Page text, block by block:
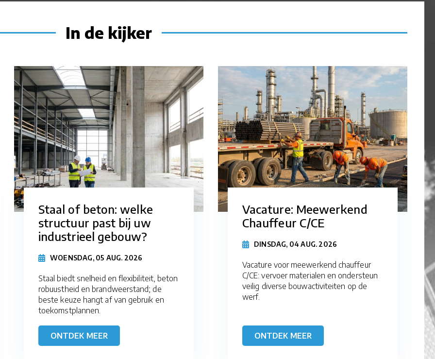
In de kijker
Staal of beton: welke
structuur past bij uw
industrieel gebouw?
WOENSDAG, 05 AUG. 2026
Staal biedt snelheid en flexibiliteit, beton
robuustheid en brandweerstand; de
beste keuze hangt af van gebruik en
toekomstplannen.
ONTDEK MEER
Vacature: Meewerkend
Chauffeur C/CE
DINSDAG, 04 AUG. 2026
Vacature voor meewerkend chauffeur
C/CE: vervoer materialen en ondersteun
veilig diverse bouwactiviteiten op de
werf.
ONTDEK MEER